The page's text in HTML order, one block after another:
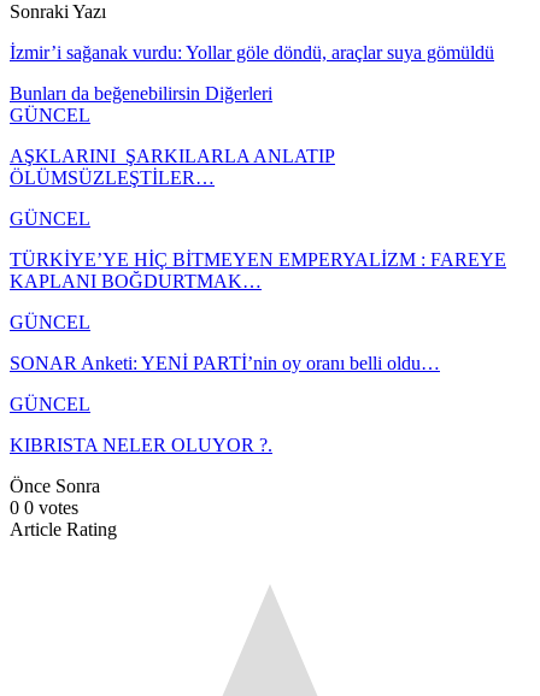
Sonraki Yazı
İzmir’i sağanak vurdu: Yollar göle döndü, araçlar suya gömüldü
Bunları da beğenebilirsin Diğerleri
GÜNCEL
AŞKLARINI ŞARKILARLA ANLATIP
ÖLÜMSÜZLEŞTİLER…
GÜNCEL
TÜRKİYE’YE HİÇ BİTMEYEN EMPERYALİZM : FAREYE
KAPLANI BOĞDURTMAK…
GÜNCEL
SONAR Anketi: YENİ PARTİ’nin oy oranı belli oldu…
GÜNCEL
KIBRISTA NELER OLUYOR ?.
Önce Sonra
0 0 votes
Article Rating